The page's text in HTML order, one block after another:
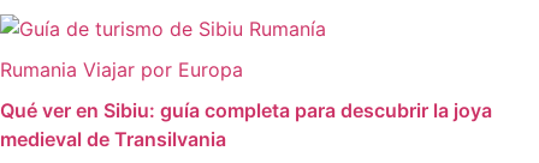
Rumania Viajar por Europa
Qué ver en Sibiu: guía completa para descubrir la joya
medieval de Transilvania